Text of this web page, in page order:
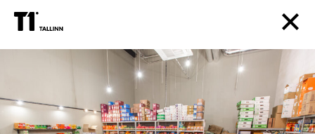
IGAVESTI
продукты
питания